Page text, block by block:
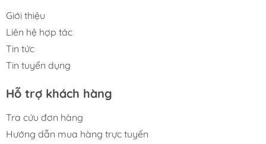
Giới thiệu
Liên hệ hợp tác
Tin tức
Tin tuyển dụng
Hỗ trợ khách hàng
Tra cứu đơn hàng
Hướng dẫn mua hàng trực tuyến